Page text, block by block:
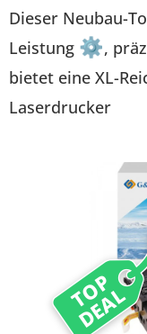
Dieser Neubau-
Leistung ⚙,
bietet eine XL-
Laserdrucker
TOP
DEAL